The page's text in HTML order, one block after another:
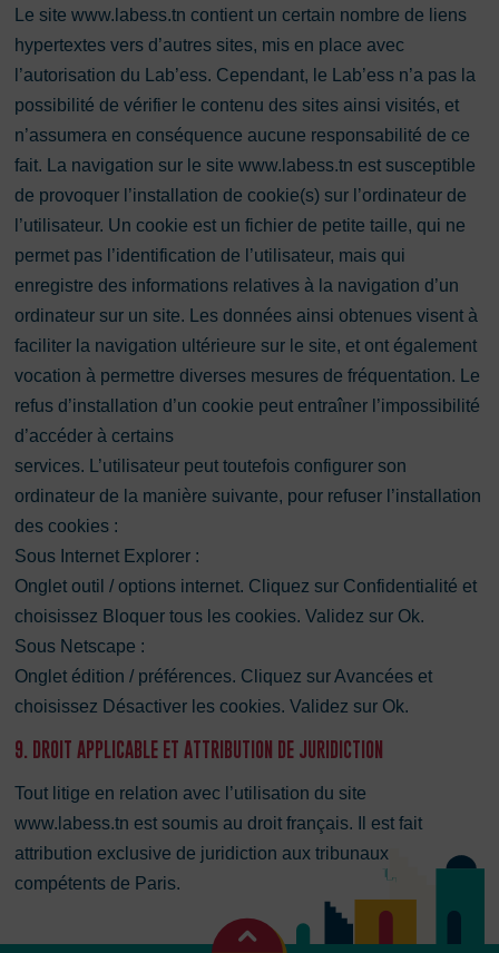
Le site www.labess.tn contient un certain nombre de liens
hypertextes vers d’autres sites, mis en place avec
l’autorisation du Lab’ess. Cependant, le Lab’ess n’a pas la
possibilité de vérifier le contenu des sites ainsi visités, et
n’assumera en conséquence aucune responsabilité de ce
fait. La navigation sur le site www.labess.tn est susceptible
de provoquer l’installation de cookie(s) sur l’ordinateur de
l’utilisateur. Un cookie est un fichier de petite taille, qui ne
permet pas l’identification de l’utilisateur, mais qui
enregistre des informations relatives à la navigation d’un
ordinateur sur un site. Les données ainsi obtenues visent à
faciliter la navigation ultérieure sur le site, et ont également
vocation à permettre diverses mesures de fréquentation. Le
refus d’installation d’un cookie peut entraîner l’impossibilité
d’accéder à certains
services. L’utilisateur peut toutefois configurer son
ordinateur de la manière suivante, pour refuser l’installation
des cookies :
Sous Internet Explorer :
Onglet outil / options internet. Cliquez sur Confidentialité et
choisissez Bloquer tous les cookies. Validez sur Ok.
Sous Netscape :
Onglet édition / préférences. Cliquez sur Avancées et
choisissez Désactiver les cookies. Validez sur Ok.
9. DROIT APPLICABLE ET ATTRIBUTION DE JURIDICTION
Tout litige en relation avec l’utilisation du site
www.labess.tn est soumis au droit français. Il est fait
attribution exclusive de juridiction aux tribunaux
compétents de Paris.